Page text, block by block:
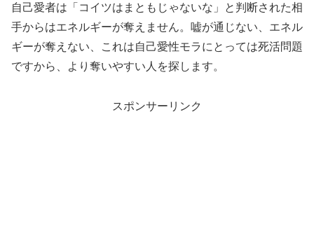
自己愛者は「コイツはまともじゃないな」と判断された相
手からはエネルギーが奪えません。嘘が通じない、エネル
ギーが奪えない、これは自己愛性モラにとっては死活問題
ですから、より奪いやすい人を探します。
スポンサーリンク